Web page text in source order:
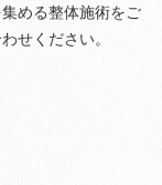
める整体施術をご
せください。